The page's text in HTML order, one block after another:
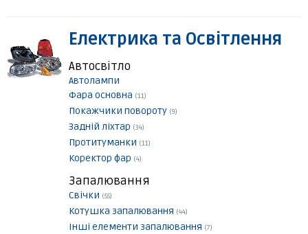
Електрика та Освітлення
Автосвітло
Автолампи
Фара основна (11)
Покажчики повороту (9)
Задній ліхтар (34)
Протитуманки (11)
Коректор фар (4)
Запалювання
Свічки (55)
Котушка запалювання (44)
Інші елементи запалювання (7)